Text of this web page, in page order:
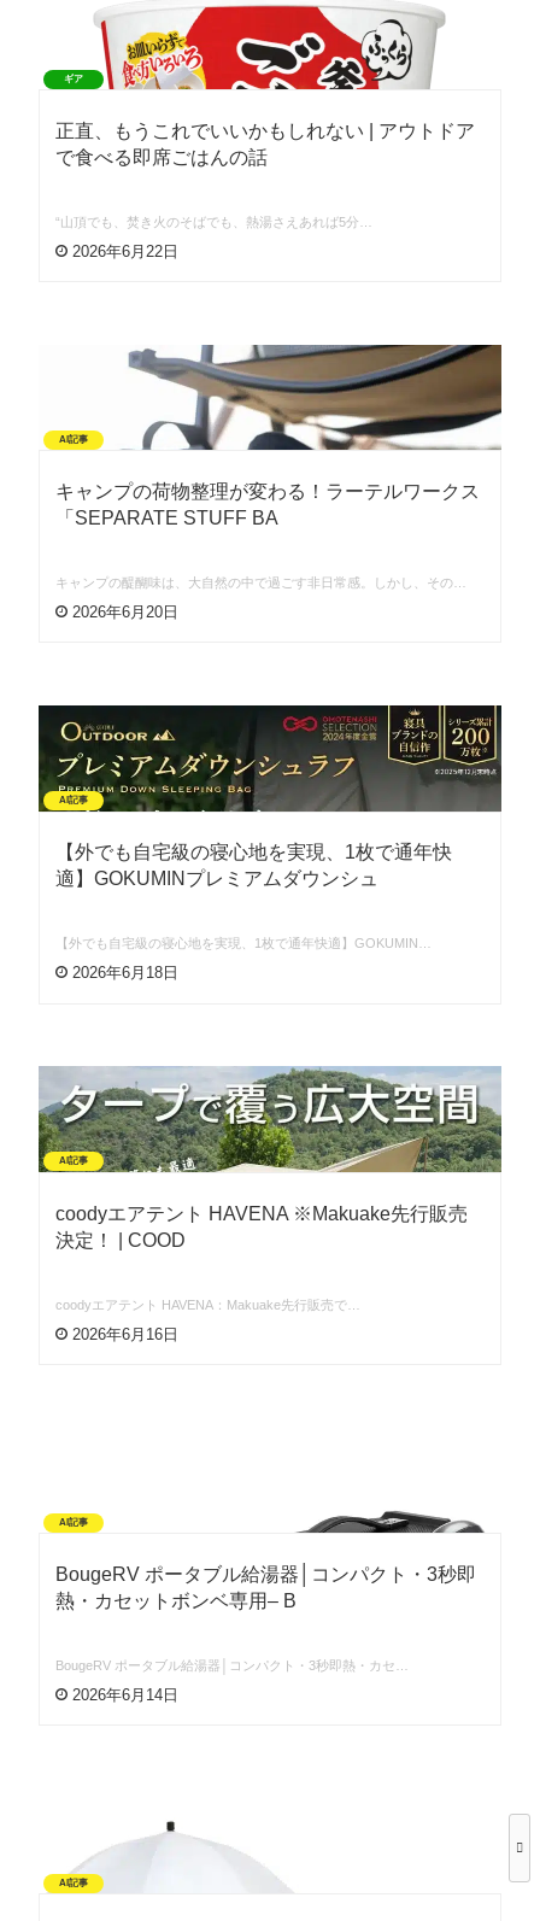
ギア
正直、もうこれでいいかもしれない | アウトドア
で食べる即席ごはんの話
“山頂でも、焚き火のそばでも、熱湯さえあれば5分…
2026年6月22日
AI記事
キャンプの荷物整理が変わる！ラーテルワークス
「SEPARATE STUFF BA
キャンプの醍醐味は、大自然の中で過ごす非日常感。しかし、その…
2026年6月20日
AI記事
【外でも自宅級の寝心地を実現、1枚で通年快
適】GOKUMINプレミアムダウンシュ
【外でも自宅級の寝心地を実現、1枚で通年快適】GOKUMIN…
2026年6月18日
AI記事
coodyエアテント HAVENA ※Makuake先行販売
決定！ | COOD
coodyエアテント HAVENA：Makuake先行販売で…
2026年6月16日
AI記事
BougeRV ポータブル給湯器│コンパクト・3秒即
熱・カセットボンベ専用– B
BougeRV ポータブル給湯器│コンパクト・3秒即熱・カセ…
2026年6月14日
AI記事